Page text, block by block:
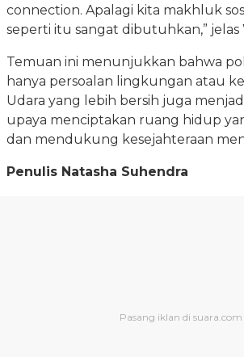
connection. Apalagi kita makhluk
seperti itu sangat dibutuhkan,” jelas
Temuan ini menunjukkan bahwa
hanya persoalan lingkungan atau
Udara yang lebih bersih juga
upaya menciptakan ruang hidup
dan mendukung kesejahteraan
Penulis Natasha Suhendra